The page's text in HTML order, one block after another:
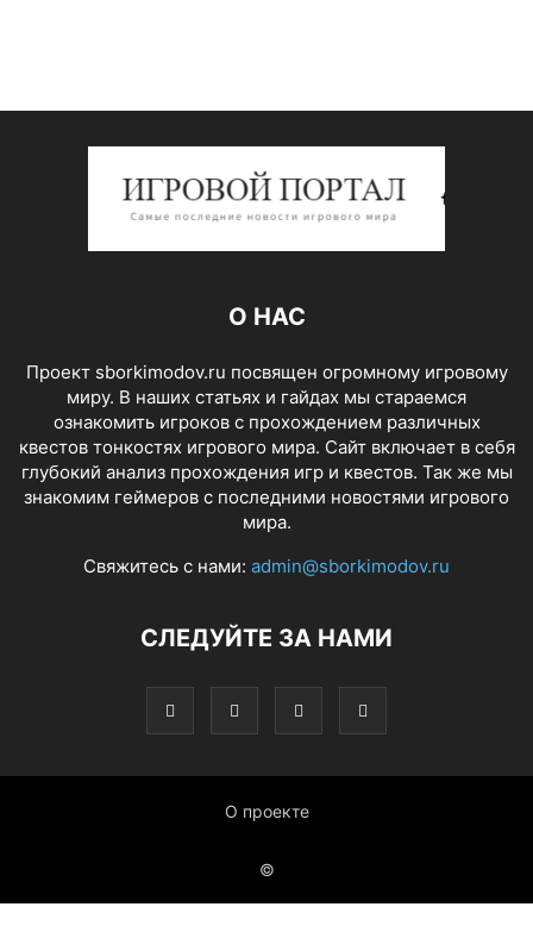
О НАС
Проект sborkimodov.ru посвящен огромному игровому
миру. В наших статьях и гайдах мы стараемся
ознакомить игроков с прохождением различных
квестов тонкостях игрового мира. Сайт включает в себя
глубокий анализ прохождения игр и квестов. Так же мы
знакомим геймеров с последними новостями игрового
мира.
Свяжитесь с нами: admin@sborkimodov.ru
СЛЕДУЙТЕ ЗА НАМИ
О проекте
©